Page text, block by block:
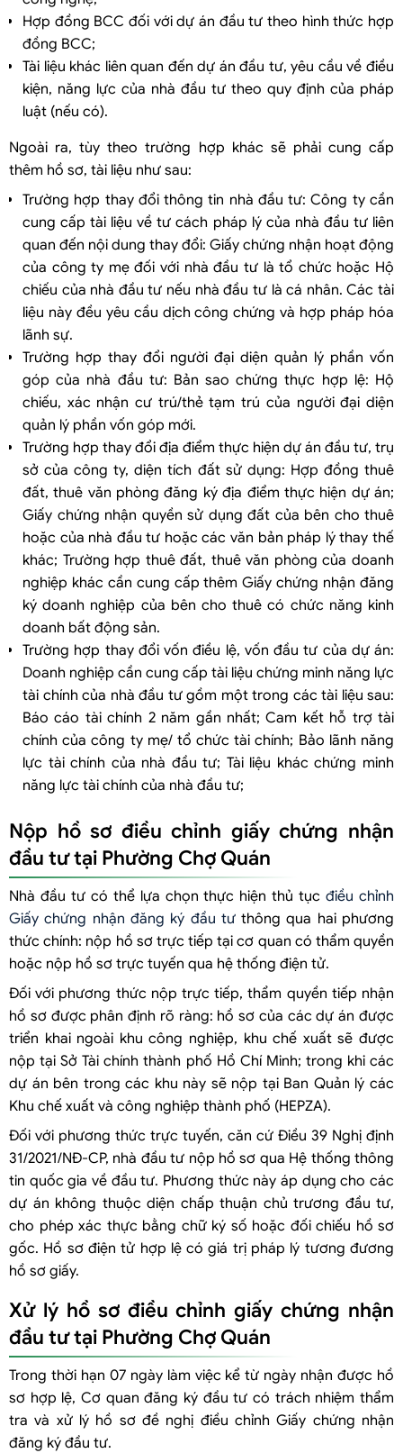
Hợp đồng BCC đối với dự án đầu tư theo hình thức hợp
đồng BCC;
Tài liệu khác liên quan đến dự án đầu tư, yêu cầu về điều
kiện, năng lực của nhà đầu tư theo quy định của pháp
luật (nếu có).
Ngoài ra, tùy theo trường hợp khác sẽ phải cung cấp
thêm hồ sơ, tài liệu như sau:
Trường hợp thay đổi thông tin nhà đầu tư: Công ty cần
cung cấp tài liệu về tư cách pháp lý của nhà đầu tư liên
quan đến nội dung thay đổi: Giấy chứng nhận hoạt động
của công ty mẹ đối với nhà đầu tư là tổ chức hoặc Hộ
chiếu của nhà đầu tư nếu nhà đầu tư là cá nhân. Các tài
liệu này đều yêu cầu dịch công chứng và hợp pháp hóa
lãnh sự.
Trường hợp thay đổi người đại diện quản lý phần vốn
góp của nhà đầu tư: Bản sao chứng thực hợp lệ: Hộ
chiếu, xác nhận cư trú/thẻ tạm trú của người đại diện
quản lý phần vốn góp mới.
Trường hợp thay đổi địa điểm thực hiện dự án đầu tư, trụ
sở của công ty, diện tích đất sử dụng: Hợp đồng thuê
đất, thuê văn phòng đăng ký địa điểm thực hiện dự án;
Giấy chứng nhận quyền sử dụng đất của bên cho thuê
hoặc của nhà đầu tư hoặc các văn bản pháp lý thay thế
khác; Trường hợp thuê đất, thuê văn phòng của doanh
nghiệp khác cần cung cấp thêm Giấy chứng nhận đăng
ký doanh nghiệp của bên cho thuê có chức năng kinh
doanh bất động sản.
Trường hợp thay đổi vốn điều lệ, vốn đầu tư của dự án:
Doanh nghiệp cần cung cấp tài liệu chứng minh năng lực
tài chính của nhà đầu tư gồm một trong các tài liệu sau:
Báo cáo tài chính 2 năm gần nhất; Cam kết hỗ trợ tài
chính của công ty mẹ/ tổ chức tài chính; Bảo lãnh năng
lực tài chính của nhà đầu tư; Tài liệu khác chứng minh
năng lực tài chính của nhà đầu tư;
Nộp hồ sơ điều chỉnh giấy chứng nhận
đầu tư tại Phường Chợ Quán
Nhà đầu tư có thể lựa chọn thực hiện thủ tụcđiều chỉnh
Giấy chứng nhận đăng ký đầu tưthông qua hai phương
thức chính: nộp hồ sơ trực tiếp tại cơ quan có thẩm quyền
hoặc nộp hồ sơ trực tuyến qua hệ thống điện tử.
Đối với phương thức nộp trực tiếp, thẩm quyền tiếp nhận
hồ sơ được phân định rõ ràng: hồ sơ của các dự án được
triển khai ngoài khu công nghiệp, khu chế xuất sẽ được
nộp tại Sở Tài chính thành phố Hồ Chí Minh; trong khi các
dự án bên trong các khu này sẽ nộp tại Ban Quản lý các
Khu chế xuất và công nghiệp thành phố (HEPZA).
Đối với phương thức trực tuyến, căn cứ Điều 39 Nghị định
31/2021/NĐ-CP, nhà đầu tư nộp hồ sơ qua Hệ thống thông
tin quốc gia về đầu tư. Phương thức này áp dụng cho các
dự án không thuộc diện chấp thuận chủ trương đầu tư,
cho phép xác thực bằng chữ ký số hoặc đối chiếu hồ sơ
gốc. Hồ sơ điện tử hợp lệ có giá trị pháp lý tương đương
hồ sơ giấy.
Xử lý hồ sơ điều chỉnh giấy chứng nhận
đầu tư tại Phường Chợ Quán
Trong thời hạn 07 ngày làm việc kể từ ngày nhận được hồ
sơ hợp lệ, Cơ quan đăng ký đầu tư có trách nhiệm thẩm
tra và xử lý hồ sơ đề nghị điều chỉnh Giấy chứng nhận
đăng ký đầu tư.